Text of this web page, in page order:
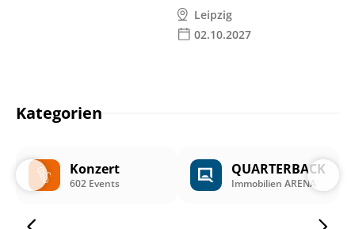
Leipzig
02.10.2027
Kategorien
Konzert
602 Events
QUARTERBACK
Immobilien ARENA